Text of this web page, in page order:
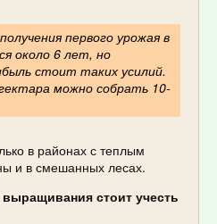
первого урожая в
около 6 лет, но
стоит таких усилий.
можно собрать 10-
в районах с теплым
и в смешанных лесах.
стоит учесть